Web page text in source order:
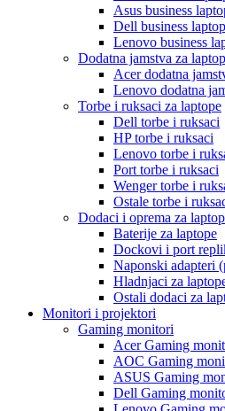
Asus business
Dell business
Lenovo business
Dodatna jamstva za
Acer dodatna
Lenovo dodatna
Torbe i ruksaci za laptope
Dell torbe i ruksaci
HP torbe i ruksaci
Lenovo torbe i
Port torbe i ruksaci
Wenger torbe i
Ostale torbe i
Dodaci i oprema za
Baterije za laptope
Dockovi i port
Naponski adapteri
Hladnjaci za
Ostali dodaci za
Monitori i projektori
Gaming monitori
Acer Gaming
AOC Gaming
ASUS Gaming
Dell Gaming